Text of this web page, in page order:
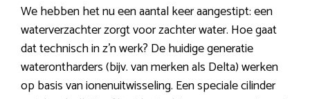
We hebben het nu een aantal keer aangestipt: een
waterverzachter zorgt voor zachter water. Hoe gaat
dat technisch in z’n werk? De huidige generatie
waterontharders (bijv. van merken als Delta) werken
op basis van ionenuitwisseling. Een speciale cilinder